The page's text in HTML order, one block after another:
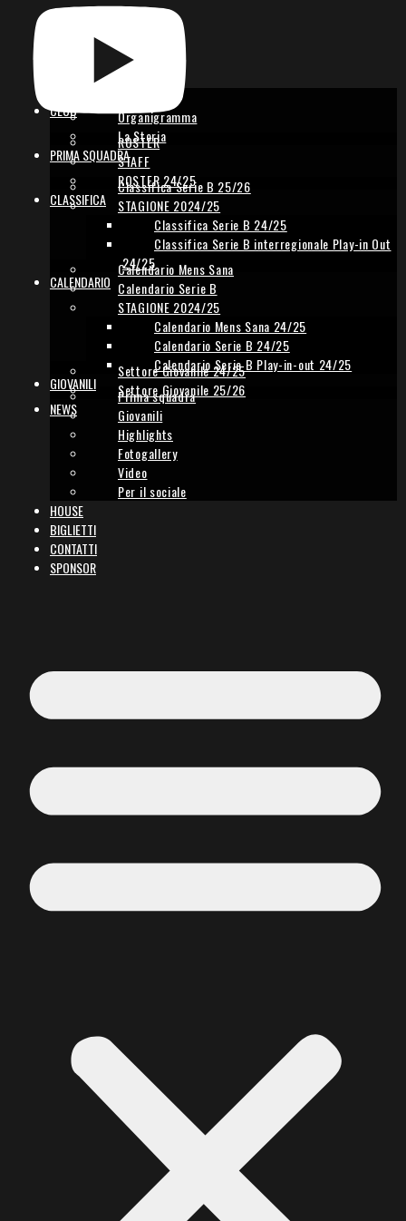
CLUB
Organigramma
La Storia
PRIMA SQUADRA
ROSTER
STAFF
ROSTER 24/25
CLASSIFICA
Classifica Serie B 25/26
STAGIONE 2024/25
Classifica Serie B 24/25
Classifica Serie B interregionale Play-in Out
24/25
CALENDARIO
Calendario Mens Sana
Calendario Serie B
STAGIONE 2024/25
Calendario Mens Sana 24/25
Calendario Serie B 24/25
Calendario Serie B Play-in-out 24/25
GIOVANILI
Settore Giovanile 24/25
Settore Giovanile 25/26
NEWS
Prima squadra
Giovanili
Highlights
Fotogallery
Video
Per il sociale
HOUSE
BIGLIETTI
CONTATTI
SPONSOR